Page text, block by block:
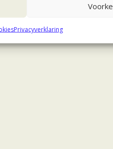
Privacyverklaring